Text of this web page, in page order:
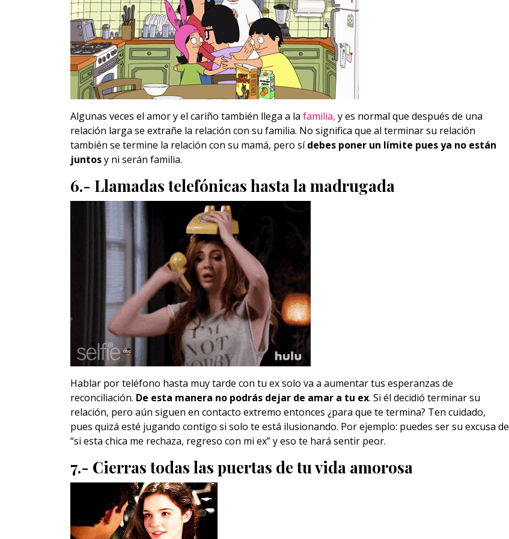
Algunas veces el amor y el cariño también llega a la familia, y es normal que después de una
relación larga se extrañe la relación con su familia. No significa que al terminar su relación
también se termine la relación con su mamá, pero sídebes poner un límite pues ya no están
juntosy ni serán familia.
6.- Llamadas telefónicas hasta la madrugada
Hablar por teléfono hasta muy tarde con tu ex solo va a aumentar tus esperanzas de
reconciliación. De esta manera no podrás dejar de amar a tu ex. Si él decidió terminar su
relación, pero aún siguen en contacto extremo entonces ¿para que te termina? Ten cuidado,
pues quizá esté jugando contigo si solo te está ilusionando. Por ejemplo: puedes ser su excusa de
“si esta chica me rechaza, regreso con mi ex” y eso te hará sentir peor.
7.- Cierras todas las puertas de tu vida amorosa